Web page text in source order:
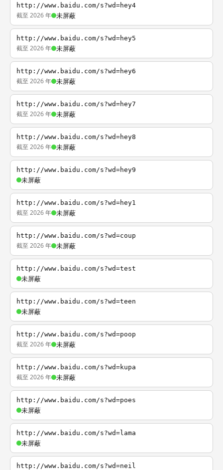
http://www.baidu.com/s?wd=hey4
截至 2026 年 未屏蔽
http://www.baidu.com/s?wd=hey5
截至 2026 年 未屏蔽
http://www.baidu.com/s?wd=hey6
截至 2026 年 未屏蔽
http://www.baidu.com/s?wd=hey7
截至 2026 年 未屏蔽
http://www.baidu.com/s?wd=hey8
截至 2026 年 未屏蔽
http://www.baidu.com/s?wd=hey9
未屏蔽
http://www.baidu.com/s?wd=hey1
截至 2026 年 未屏蔽
http://www.baidu.com/s?wd=coup
截至 2026 年 未屏蔽
http://www.baidu.com/s?wd=test
未屏蔽
http://www.baidu.com/s?wd=teen
未屏蔽
http://www.baidu.com/s?wd=poop
截至 2026 年 未屏蔽
http://www.baidu.com/s?wd=kupa
截至 2026 年 未屏蔽
http://www.baidu.com/s?wd=poes
未屏蔽
http://www.baidu.com/s?wd=lama
未屏蔽
http://www.baidu.com/s?wd=neil